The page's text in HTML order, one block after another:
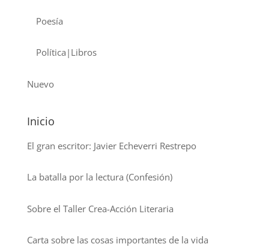
Poesía
Política|Libros
Nuevo
Inicio
El gran escritor: Javier Echeverri Restrepo
La batalla por la lectura (Confesión)
Sobre el Taller Crea-Acción Literaria
Carta sobre las cosas importantes de la vida